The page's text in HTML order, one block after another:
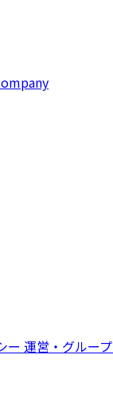
ー 運営・グルー